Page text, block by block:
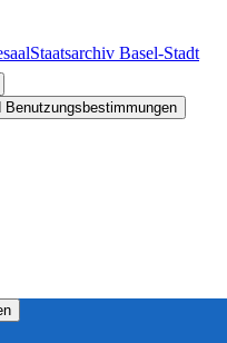
Staatsarchiv Basel-Stadt
Benutzungsbestimmungen